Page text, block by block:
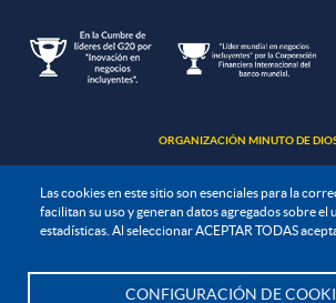
Las cookies en este sitio son esenciales para la
facilitan su uso y generan datos agregados sobre el
estadísticas. Al seleccionar ACEPTAR TODAS
CONFIGURACIÓN DE
ORGANIZACIÓN MINUTO DE
Política de protección de datos